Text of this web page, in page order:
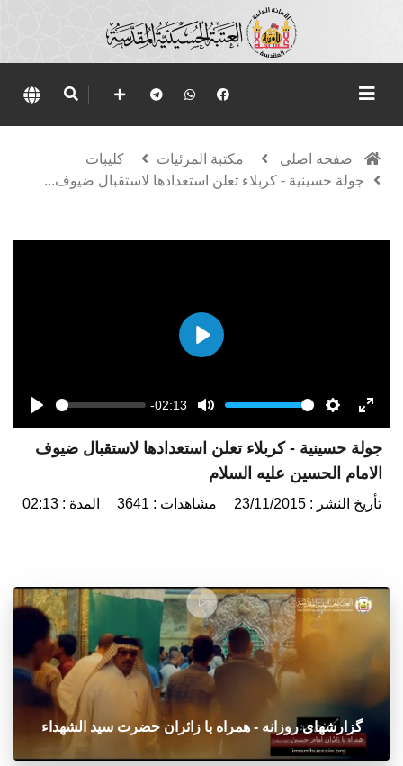
صفحه اصلی مكتبة المرئيات
كليبات
جولة حسينية - كربلاء تعلن استعدادها لاستقبال ضيوف...
Play
Play
Seek -02:13
Mute
Volume
Settings
Enter
جولة حسينية - كربلاء تعلن استعدادها لاستقبال ضيوف
الامام الحسين عليه السلام
تأريخ النشر : 23/11/2015 مشاهدات : 3641 المدة : 02:13
گزارشهای روزانه - همراه با زائران حضرت سید الشهداء